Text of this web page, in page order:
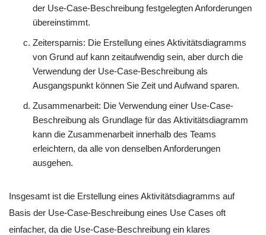
der Use-Case-Beschreibung festgelegten Anforderungen
übereinstimmt.
Zeitersparnis: Die Erstellung eines Aktivitätsdiagramms
von Grund auf kann zeitaufwendig sein, aber durch die
Verwendung der Use-Case-Beschreibung als
Ausgangspunkt können Sie Zeit und Aufwand sparen.
Zusammenarbeit: Die Verwendung einer Use-Case-
Beschreibung als Grundlage für das Aktivitätsdiagramm
kann die Zusammenarbeit innerhalb des Teams
erleichtern, da alle von denselben Anforderungen
ausgehen.
Insgesamt ist die Erstellung eines Aktivitätsdiagramms auf
Basis der Use-Case-Beschreibung eines Use Cases oft
einfacher, da die Use-Case-Beschreibung ein klares